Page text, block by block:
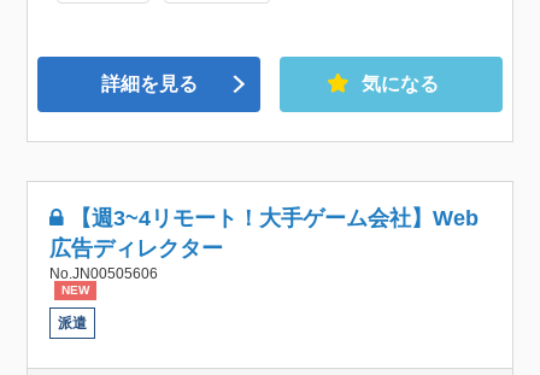
詳細を見る 気になる
【週3~4リモート！大手ゲーム会社】Web
広告ディレクター
No.JN00505606
NEW
派遣